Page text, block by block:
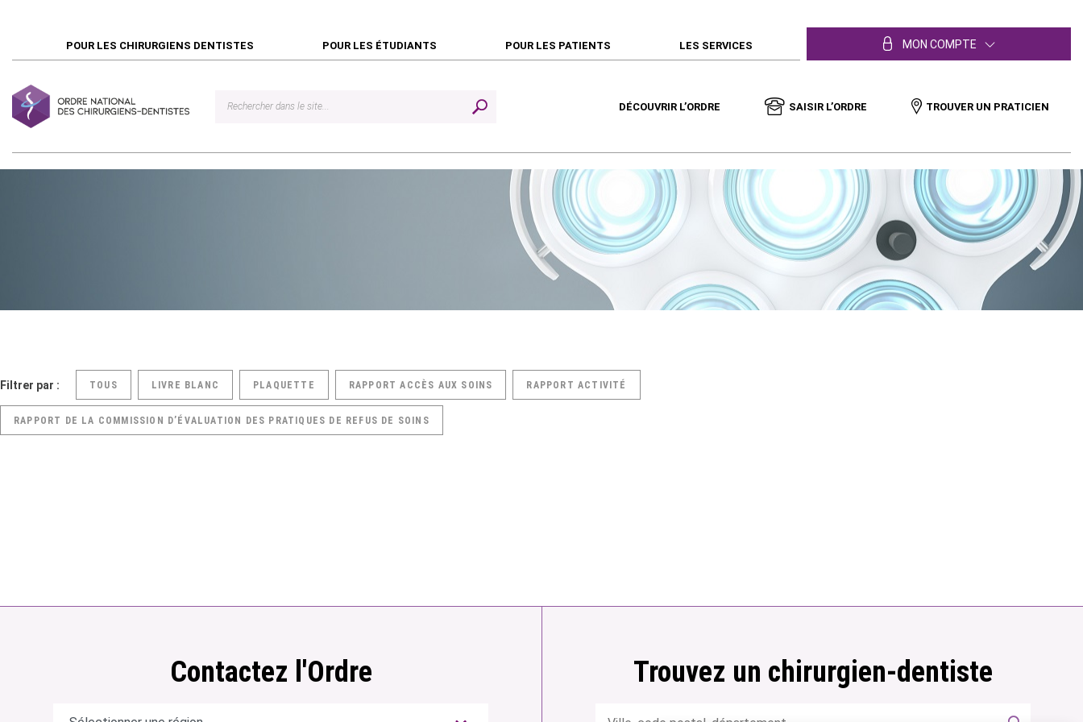
POUR LES CHIRURGIENS DENTISTES POUR LES ÉTUDIANTS POUR LES PATIENTS LES SERVICES MON COMPTE
DÉCOUVRIR L’ORDRE SAISIR L’ORDRE TROUVER UN PRATICIEN
Filtrer par : TOUS LIVRE BLANC PLAQUETTE RAPPORT ACCÈS AUX SOINS RAPPORT ACTIVITÉ
RAPPORT DE LA COMMISSION D’ÉVALUATION DES PRATIQUES DE REFUS DE SOINS
Contactez l'Ordre Trouvez un chirurgien-dentiste